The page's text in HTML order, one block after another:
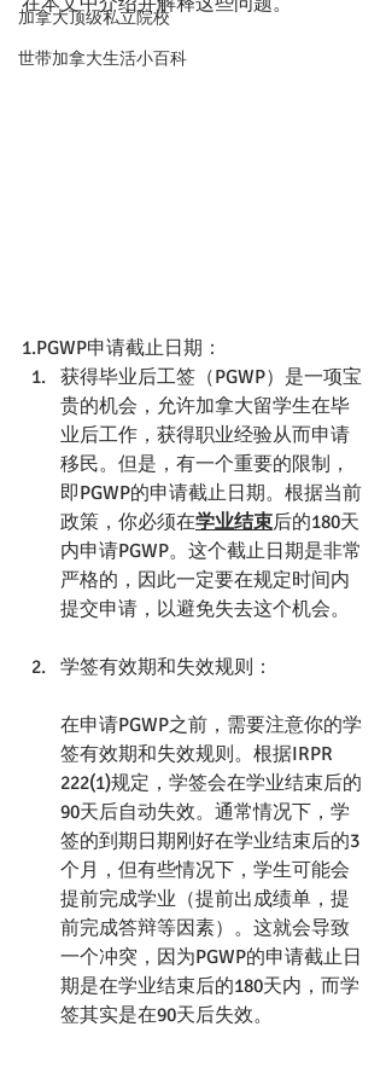
加拿大顶级私立院校
世带加拿大生活小百科
1.PGWP申请截止日期：
获得毕业后工签（PGWP）是一项宝
贵的机会，允许加拿大留学生在毕
业后工作，获得职业经验从而申请
移民。但是，有一个重要的限制，
即PGWP的申请截止日期。根据当前
政策，你必须在学业结束后的180天
内申请PGWP。这个截止日期是非常
严格的，因此一定要在规定时间内
提交申请，以避免失去这个机会。
学签有效期和失效规则：
在申请PGWP之前，需要注意你的学
签有效期和失效规则。根据IRPR
222(1)规定，学签会在学业结束后的
90天后自动失效。通常情况下，学
签的到期日期刚好在学业结束后的3
个月，但有些情况下，学生可能会
提前完成学业（提前出成绩单，提
前完成答辩等因素）。这就会导致
一个冲突，因为PGWP的申请截止日
期是在学业结束后的180天内，而学
签其实是在90天后失效。